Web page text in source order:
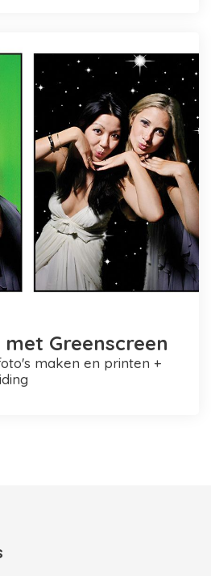
Greenscreen